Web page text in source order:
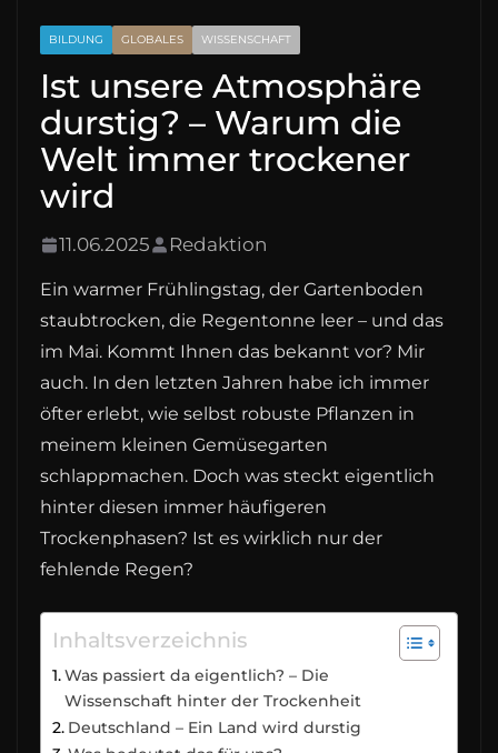
BILDUNG GLOBALES WISSENSCHAFT
Ist unsere Atmosphäre
durstig? – Warum die
Welt immer trockener
wird
11.06.2025 Redaktion
Ein warmer Frühlingstag, der Gartenboden
staubtrocken, die Regentonne leer – und das
im Mai. Kommt Ihnen das bekannt vor? Mir
auch. In den letzten Jahren habe ich immer
öfter erlebt, wie selbst robuste Pflanzen in
meinem kleinen Gemüsegarten
schlappmachen. Doch was steckt eigentlich
hinter diesen immer häufigeren
Trockenphasen? Ist es wirklich nur der
fehlende Regen?
Inhaltsverzeichnis
Was passiert da eigentlich? – Die
Wissenschaft hinter der Trockenheit
Deutschland – Ein Land wird durstig